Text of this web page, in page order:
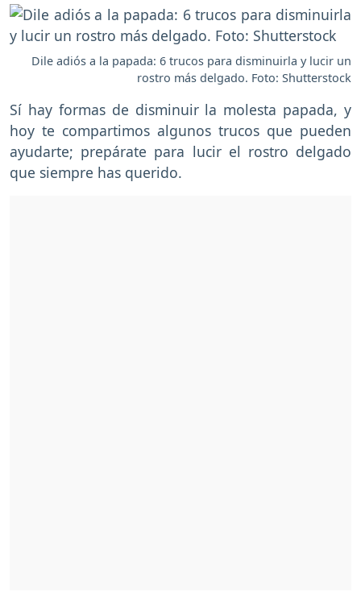
Dile adiós a la papada: 6 trucos para disminuirla y lucir un
rostro más delgado. Foto: Shutterstock
Sí hay formas de disminuir la molesta papada, y
hoy te compartimos algunos trucos que pueden
ayudarte; prepárate para lucir el rostro delgado
que siempre has querido.